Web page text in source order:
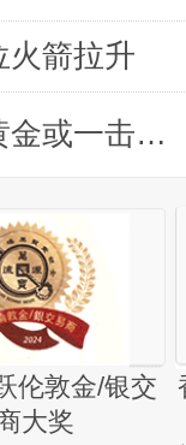
火箭拉升
领峰金评：静待小非农指引 黄金或一击破局
伦敦金/银交
大奖